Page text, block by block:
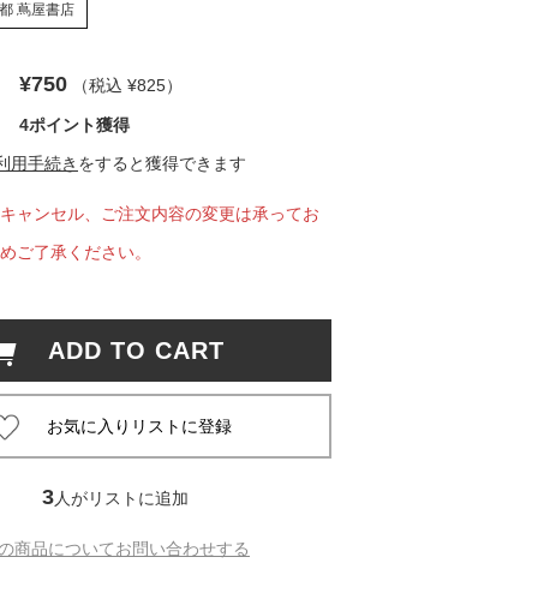
蔦
店
屋
蔦屋書店
¥750 （税込 ¥825）
4ポイント獲得
用手続き をすると獲得できます
ャンセル、ご注文内容の変更は承ってお
ご了承ください。
ADD TO CART
3人がリストに追加
商品についてお問い合わせする